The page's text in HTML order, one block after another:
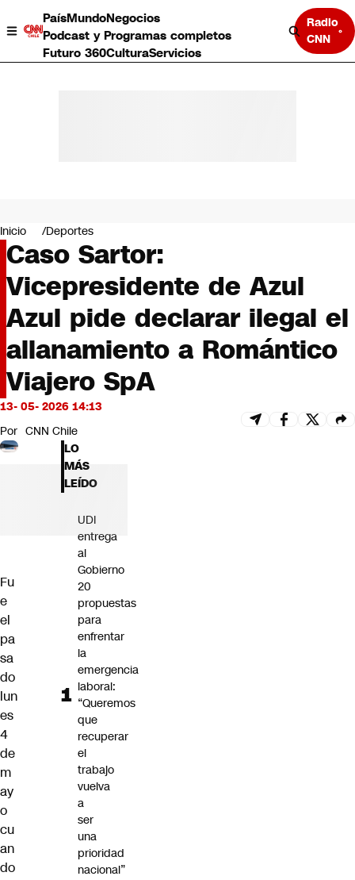
PaísMundoNegocios
Podcast y Programas completos
Futuro 360CulturaServicios
Radio
CNN
Negocios
Deportes
Programas completos
Cultura
Servicios
Bits
CNN tiempo
Futuro 360
Opinión
Inicio Deportes
Caso Sartor:
Vicepresidente de Azul
Azul pide declarar ilegal el
allanamiento a Romántico
Viajero SpA
13- 05- 2026 14:13
Por CNN Chile
Fu
e
el
pa
sa
do
lun
es
4
de
m
ay
o
cu
an
do
LO
MÁS
LEÍDO
UDI
entrega
al
Gobierno
20
propuestas
para
enfrentar
la
emergencia
laboral:
“Queremos
que
recuperar
el
trabajo
vuelva
a
ser
una
prioridad
nacional”